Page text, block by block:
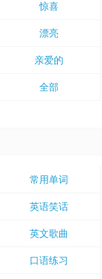
惊喜
漂亮
亲爱的
全部
常用单词
英语笑话
英文歌曲
口语练习